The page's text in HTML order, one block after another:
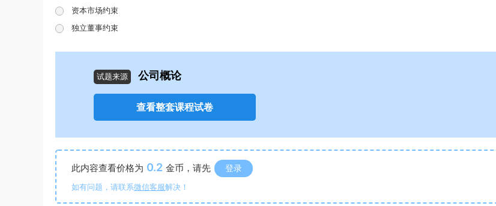
资本市场约束
独立董事约束
试题来源 公司概论
查看整套课程试卷
此内容查看价格为 0.2 金币，请先 登录
如有问题，请联系微信客服解决！